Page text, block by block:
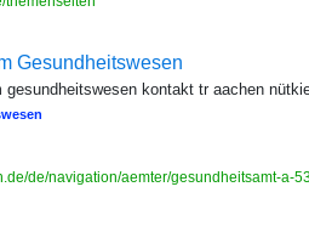
Gesundheitswesen
kontakt tr aachen
de/navigation/aemter/gesundheitsamt-a-